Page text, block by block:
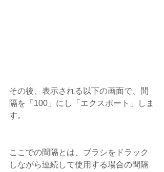
その後、表示される以下の画面で、間
隔を「100」にし「エクスポート」しま
す。
ここでの間隔とは、ブラシをドラック
しながら連続して使用する場合の間隔